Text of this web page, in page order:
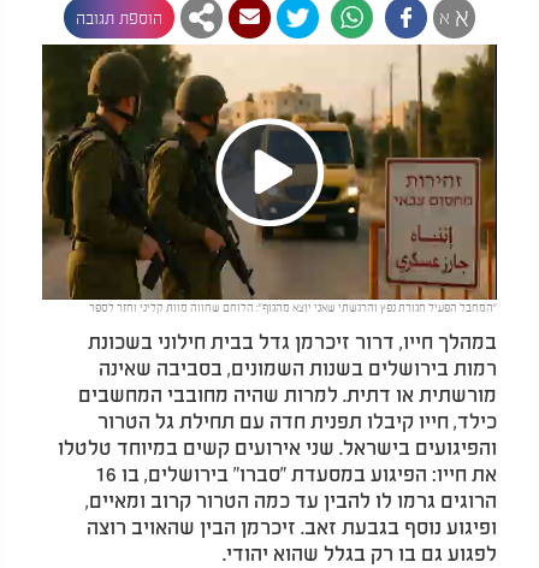
א א הוספת תגובה
Play
Video
"המחבל הפעיל חגורת נפץ והרגשתי שאני יוצא מהגוף": הלוחם שחווה מוות קליני וחזר לספר
במהלך חייו, דרור זיכרמן גדל בבית חילוני בשכונת
רמות בירושלים בשנות השמונים, בסביבה שאינה
מורשתית או דתית. למרות שהיה מחובבי המחשבים
כילד, חייו קיבלו תפנית חדה עם תחילת גל הטרור
והפיגועים בישראל. שני אירועים קשים במיוחד טלטלו
את חייו: הפיגוע במסעדת "סברו" בירושלים, בו 16
הרוגים גרמו לו להבין עד כמה הטרור קרוב ומאיים,
ופיגוע נוסף בגבעת זאב. זיכרמן הבין שהאויב רוצה
לפגוע גם בו רק בגלל שהוא יהודי.